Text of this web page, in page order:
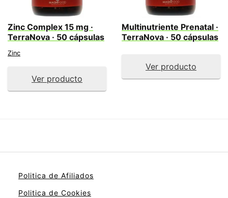
Zinc Complex 15 mg ·
TerraNova · 50 cápsulas
Zinc
Ver producto
Multinutriente Prenatal ·
TerraNova · 50 cápsulas
Ver producto
Politica de Afiliados
Politica de Cookies